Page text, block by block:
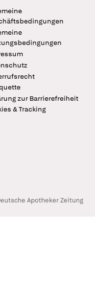
zur Barrierefreiheit
& Tracking
Apotheker Zeitung